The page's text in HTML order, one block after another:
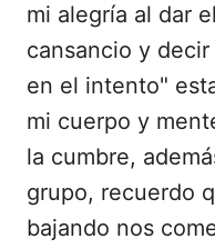
mi alegría al dar
cansancio y
en el intento"
mi cuerpo y
la cumbre,
grupo, recuerdo
bajando nos